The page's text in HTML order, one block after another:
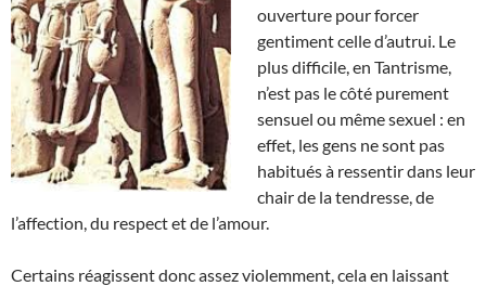
ouverture pour forcer
gentiment celle d’autrui. Le
plus difficile, en Tantrisme,
n’est pas le côté purement
sensuel ou même sexuel : en
effet, les gens ne sont pas
habitués à ressentir dans leur
chair de la tendresse, de
l’affection, du respect et de l’amour.
Certains réagissent donc assez violemment, cela en laissant